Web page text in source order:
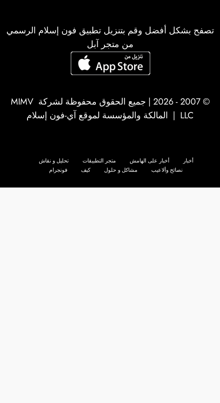
تصفح بشكل أفضل وقم بتنزيل تطبيق فون إسلام الرسمي
من متجر آبل
© 2007 - 2026 | جميع الحقوق محفوظة لشركة
MIMV
LLC | المالكة والمؤسسة لموقع آي-فون إسلام
أخبار أخبار على الهامش متجر التطبيقات
تحليل و نقاش
نصائح وألاعيب
مشاكل و حلول كيف فونجرام